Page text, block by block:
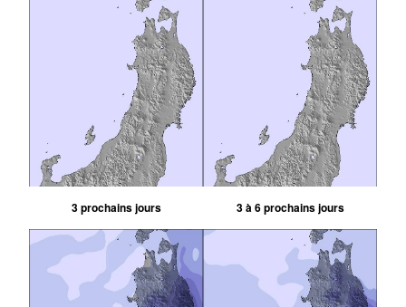
3 prochains jours 3 à 6 prochains jours